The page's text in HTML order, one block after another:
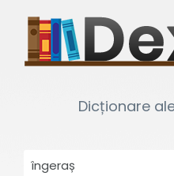
Dicționare